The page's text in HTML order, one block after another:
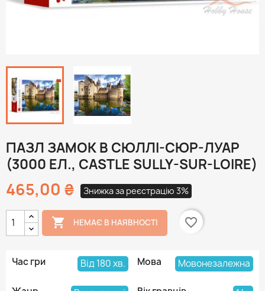
ПАЗЛ ЗАМОК В СЮЛЛІ-СЮР-ЛУАР
(3000 ЕЛ., CASTLE SULLY-SUR-LOIRE)
465,00 ₴ Знижка за реєстрацію 3%
 НЕМАЄ В НАЯВНОСТІ favorite_border
Час гри Від 180 хв. Мова Мовонезалежна